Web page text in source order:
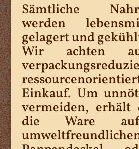
Sämtliche
werden
gelagert und
Wir achten
Einkauf. Um
vermeiden, erhält
die Ware